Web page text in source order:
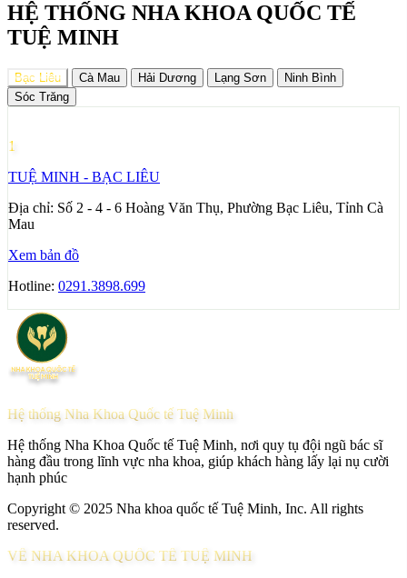
HỆ THỐNG NHA KHOA QUỐC TẾ
TUỆ MINH
Bạc Liêu Cà Mau Hải Dương Lạng Sơn
Ninh Bình
Sóc Trăng
1
TUỆ MINH - BẠC LIÊU
Địa chỉ: Số 2 - 4 - 6 Hoàng Văn Thụ, Phường Bạc Liêu, Tỉnh Cà
Mau
Xem bản đồ
Hotline: 0291.3898.699
Hệ thống Nha Khoa Quốc tế Tuệ Minh
Hệ thống Nha Khoa Quốc tế Tuệ Minh, nơi quy tụ đội ngũ bác sĩ
hàng đầu trong lĩnh vực nha khoa, giúp khách hàng lấy lại nụ cười
hạnh phúc
Copyright © 2025 Nha khoa quốc tế Tuệ Minh, Inc. All rights
reserved.
VỀ NHA KHOA QUỐC TẾ TUỆ MINH